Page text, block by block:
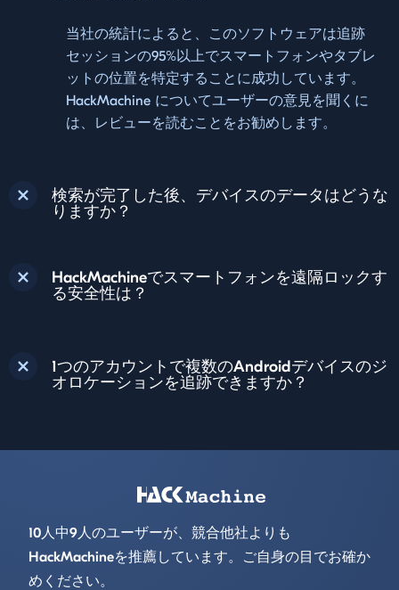
当社の統計によると、このソフトウェアは追跡
セッションの95%以上でスマートフォンやタブレ
ットの位置を特定することに成功しています。
HackMachine についてユーザーの意見を聞くに
は、レビューを読むことをお勧めします。
検索が完了した後、デバイスのデータはどうな
りますか？
HackMachineでスマートフォンを遠隔ロックす
る安全性は？
1つのアカウントで複数のAndroidデバイスのジ
オロケーションを追跡できますか？
10人中9人のユーザーが、競合他社よりも
HackMachineを推薦しています。ご自身の目でお確か
めください。